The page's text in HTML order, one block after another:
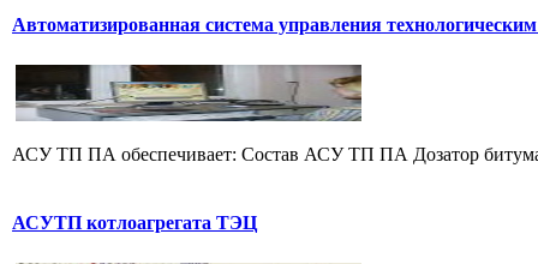
Автоматизированная система управления
АСУ ТП ПА обеспечивает: Состав АСУ ТП ПА Дозатор битума
АСУТП котлоагрегата ТЭЦ